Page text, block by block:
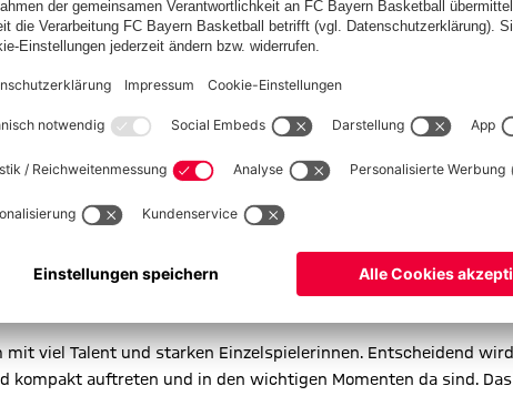
/ Alexander Scheuber
mit viel Talent und starken Einzelspielerinnen. Entscheidend wird
auftreten und in den wichtigen Momenten da sind. Das